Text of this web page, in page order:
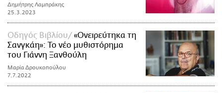
Δημήτρης Λαμπράκης
25.3.2023
Οδηγός Βιβλίου
«Ονειρεύτηκα τη
Σανγκάη»: Το νέο μυθιστόρημα
του Γιάννη Ξανθούλη
Μαρία Δρουκοπούλου
7.7.2022